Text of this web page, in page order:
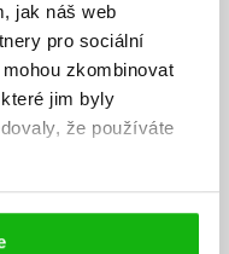
jak náš web
pro sociální
zkombinovat
jim byly
že používáte
jaké zboží je výhodná
k odběru našich e-
osobních údajů.
Přihlásit se